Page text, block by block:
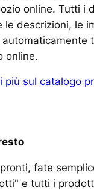
online. Tutti i
le descrizioni, le
automaticamente
online.
più sul catalogo
fate
e tutti i